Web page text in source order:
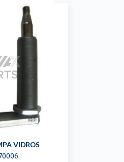
VIDROS